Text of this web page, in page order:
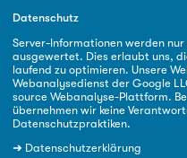
Datenschutz
Server-Informationen werden
ausgewertet. Dies erlaubt uns,
laufend zu optimieren. Unsere
Webanalysedienst der Google
source Webanalyse-Plattform.
übernehmen wir keine
Datenschutzpraktiken.
➜ Datenschutzerklärung